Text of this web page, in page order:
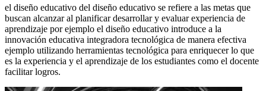
el diseño educativo del diseño educativo se refiere a las metas que
buscan alcanzar al planificar desarrollar y evaluar experiencia de
aprendizaje por ejemplo el diseño educativo introduce a la
innovación educativa integradora tecnológica de manera efectiva
ejemplo utilizando herramientas tecnológica para enriquecer lo que
es la experiencia y el aprendizaje de los estudiantes como el docente
facilitar logros.